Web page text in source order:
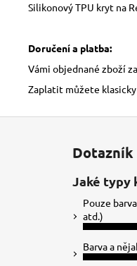
Silikonový TPU kryt na
Doručení a platba:
Vámi objednané zboží
Zaplatit můžete
Dotazník
Jaké typy
Pouze
atd.)
Barva a